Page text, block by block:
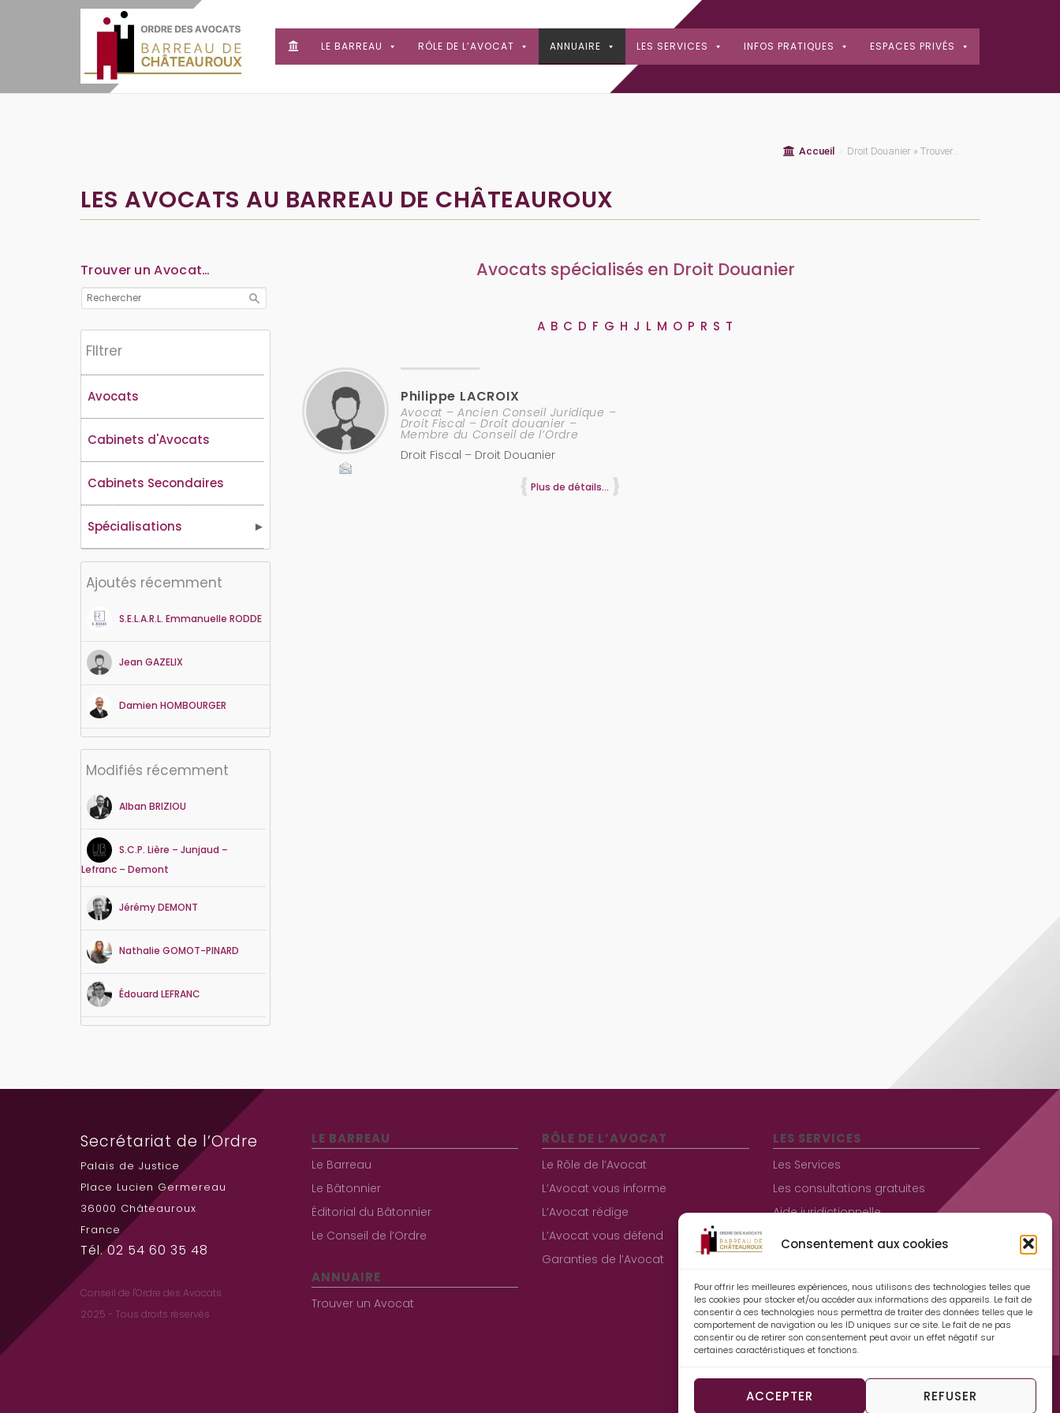
Consentement aux cookies
Pour offrir les meilleures expériences, nous utilisons des technologies telles que
les cookies pour stocker et/ou accéder aux informations des appareils. Le fait de
consentir à ces technologies nous permettra de traiter des données telles que le
comportement de navigation ou les ID uniques sur ce site. Le fait de ne pas
consentir ou de retirer son consentement peut avoir un effet négatif sur
certaines caractéristiques et fonctions.
ACCEPTER REFUSER
LE BARREAU RÔLE DE L’AVOCAT ANNUAIRE LES SERVICES INFOS PRATIQUES ESPACES PRIVÉS
Accueil Droit Douanier » Trouver...
LES AVOCATS AU BARREAU DE CHÂTEAUROUX
Trouver un Avocat…
Flltrer
Avocats
Cabinets d'Avocats
Cabinets Secondaires
Spécialisations
Ajoutés récemment
S.E.L.A.R.L. Emmanuelle RODDE
Jean GAZELIX
Damien HOMBOURGER
Modifiés récemment
Alban BRIZIOU
S.C.P. Lière – Junjaud –
Lefranc – Demont
JérémyDEMONT
Nathalie GOMOT-PINARD
Édouard LEFRANC
Avocats spécialisés en Droit Douanier
A B C D F G H J L M O P R S T
Philippe LACROIX
Avocat – Ancien Conseil Juridique –
Droit Fiscal – Droit douanier –
Membre du Conseil de l’Ordre
Droit Fiscal – Droit Douanier
Plus de détails...
Secrétariat de l’Ordre
Palais de Justice
Place Lucien Germereau
36000 Châteauroux
France
Tél. 02 54 60 35 48
Conseil de l'Ordre des Avocats
2025 - Tous droits réservés
LE BARREAU
Le Barreau
Le Bâtonnier
Éditorial du Bâtonnier
Le Conseil de l’Ordre
ANNUAIRE
Trouver un Avocat
RÔLE DE L’AVOCAT
Le Rôle de l’Avocat
L’Avocat vous informe
L’Avocat rédige
L’Avocat vous défend
Garanties de l’Avocat
LES SERVICES
Les Services
Les consultations gratuites
Aide juridictionnelle
Contact
Mentions légales
Espace Avocats
Politique de cookies (UE)